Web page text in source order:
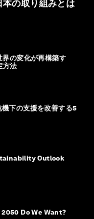
の取り組みとは
の変化が再構築す
方法
下の支援を改善する5
Outlook
Do We Want?